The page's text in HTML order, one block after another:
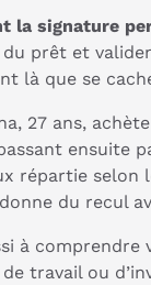
la signature
prêt et
là que se
27 ans,
ensuite
répartie
du recul
à comprendre
travail ou